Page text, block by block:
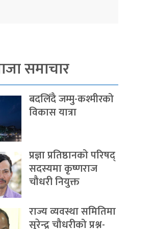
समाचार
बदलिँदै जम्मु-कश्मीरको
विकास यात्रा
प्रज्ञा प्रतिष्ठानको परिषद्
सदस्यमा कृष्णराज
चौधरी नियुक्त
राज्य व्यवस्था समितिमा
सुरेन्द्र चौधरीको प्रश्न-